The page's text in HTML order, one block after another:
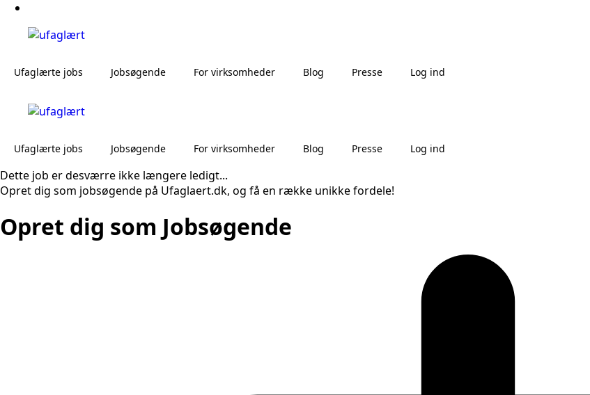
Ufaglærte jobs Jobsøgende For virksomheder Blog Presse Log ind
Ufaglærte jobs Jobsøgende For virksomheder Blog Presse Log ind
Dette job er desværre ikke længere ledigt...
Opret dig som jobsøgende på Ufaglaert.dk, og få en række unikke fordele!
Opret dig som Jobsøgende